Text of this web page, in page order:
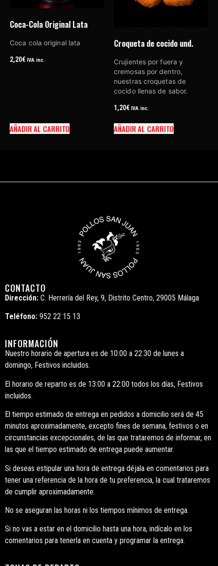
Coca-Cola Original Lata
Coca cola original lata
2,20€ IVA inc.
AÑADIR AL CARRITO
Croqueta de cocido und.
Crujientes por fuera y
cremosas por dentro,
nuestras croquetas de
cocido llenas de sabor.
1,20€ IVA inc.
AÑADIR AL CARRITO
CONTACTO
Dirección: C. Herrería del Rey, 9, Distrito Centro, 29005 Málaga
Teléfono: 952 22 15 13
INFORMACIÓN
Nuestro horario de apertura es de 10:00 a 22:30 de lunes a
domingo, Festivos incluidos.
El horario de reparto es de 13:00 a 22:00 todos los días, Festivos
incluidos.
El tiempo estimado de entrega en pedidos a domicilio será de 45
minutos aproximadamente, excepto fines de semana, festivos o en
circunstancias excepcionales, de las que trataremos de informar, en
las que el tiempo estimado de entrega puede aumentar.
Si deseas estipular una hora de entrega déjala en comentarios para
tener una referencia de la hora de tu preferencia, la cual trataremos
de cumplir aproximadamente.
No se aseguran las horas ni los tiempos mínimos de entrega.
Si no vas a estar en el domicilio hasta una hora, indícalo en los
comentarios para tenerla en cuenta y programar la entrega.